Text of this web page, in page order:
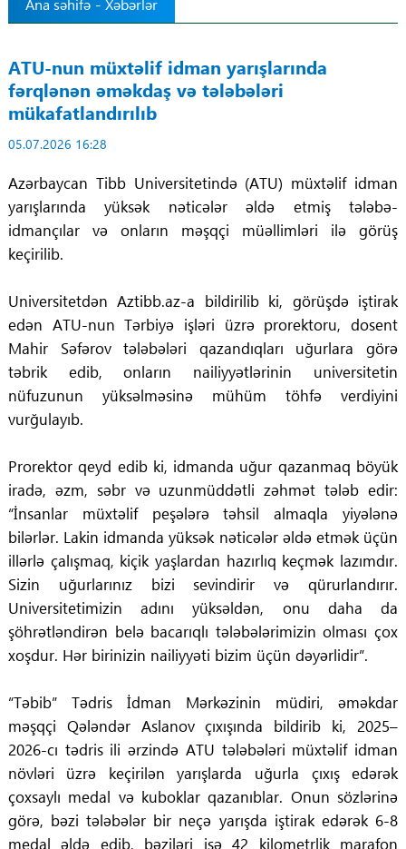
Ana səhifə - Xəbərlər
ATU-nun müxtəlif idman yarışlarında
fərqlənən əməkdaş və tələbələri
mükafatlandırılıb
05.07.2026 16:28
Azərbaycan Tibb Universitetində (ATU) müxtəlif idman
yarışlarında yüksək nəticələr əldə etmiş tələbə-
idmançılar və onların məşqçi müəllimləri ilə görüş
keçirilib.
Universitetdən Aztibb.az-a bildirilib ki, görüşdə iştirak
edən ATU-nun Tərbiyə işləri üzrə prorektoru, dosent
Mahir Səfərov tələbələri qazandıqları uğurlara görə
təbrik edib, onların nailiyyətlərinin universitetin
nüfuzunun yüksəlməsinə mühüm töhfə verdiyini
vurğulayıb.
Prorektor qeyd edib ki, idmanda uğur qazanmaq böyük
iradə, əzm, səbr və uzunmüddətli zəhmət tələb edir:
“İnsanlar müxtəlif peşələrə təhsil almaqla yiyələnə
bilərlər. Lakin idmanda yüksək nəticələr əldə etmək üçün
illərlə çalışmaq, kiçik yaşlardan hazırlıq keçmək lazımdır.
Sizin uğurlarınız bizi sevindirir və qürurlandırır.
Universitetimizin adını yüksəldən, onu daha da
şöhrətləndirən belə bacarıqlı tələbələrimizin olması çox
xoşdur. Hər birinizin nailiyyəti bizim üçün dəyərlidir”.
“Təbib” Tədris İdman Mərkəzinin müdiri, əməkdar
məşqçi Qələndər Aslanov çıxışında bildirib ki, 2025–
2026-cı tədris ili ərzində ATU tələbələri müxtəlif idman
növləri üzrə keçirilən yarışlarda uğurla çıxış edərək
çoxsaylı medal və kuboklar qazanıblar. Onun sözlərinə
görə, bəzi tələbələr bir neçə yarışda iştirak edərək 6-8
medal əldə edib, bəziləri isə 42 kilometrlik marafon
Regionlar
Elanlar
Tibbi maarifləndirmə
Mühüm hadisələr
COVID-19
ÜST